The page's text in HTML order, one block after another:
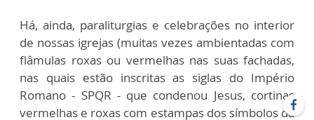
Há, ainda, paraliturgias e celebrações no interior
de nossas igrejas (muitas vezes ambientadas com
flâmulas roxas ou vermelhas nas suas fachadas,
nas quais estão inscritas as siglas do Império
Romano - SPQR - que condenou Jesus, cortinas
vermelhas e roxas com estampas dos símbolos da